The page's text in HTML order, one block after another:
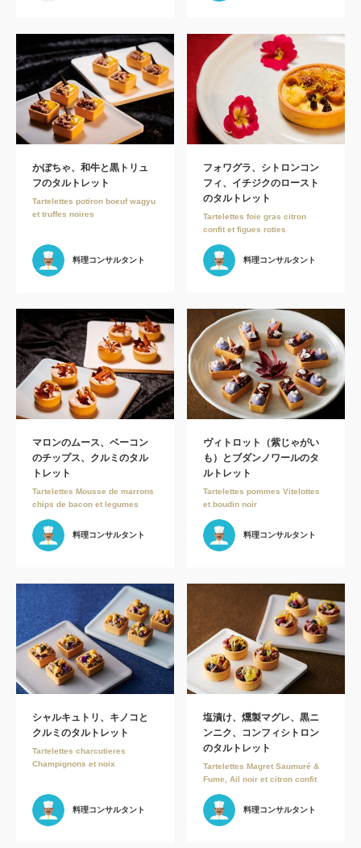
かぼちゃ、和牛と黒トリュ
フのタルトレット
Tartelettes potiron boeuf wagyu
et truffes noires
料理コンサルタント
フォワグラ、シトロンコン
フィ、イチジクのロースト
のタルトレット
Tartelettes foie gras citron
confit et figues roties
料理コンサルタント
マロンのムース、ベーコン
のチップス、クルミのタル
トレット
Tartelettes Mousse de marrons
chips de bacon et legumes
料理コンサルタント
ヴィトロット（紫じゃがい
も）とブダンノワールのタ
ルトレット
Tartelettes pommes Vitelottes
et boudin noir
料理コンサルタント
シャルキュトリ、キノコと
クルミのタルトレット
Tartelettes charcutieres
Champignons et noix
料理コンサルタント
塩漬け、燻製マグレ、黒ニ
ンニク、コンフィシトロン
のタルトレット
Tartelettes Magret Saumuré &
Fume, Ail noir et citron confit
料理コンサルタント